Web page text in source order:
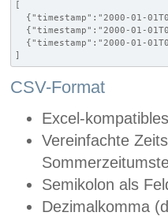
[
{"timestamp":"2000-01-
{"timestamp":"2000-01-
{"timestamp":"2000-01-
]
CSV-Format
Excel-
Vereinfachte
Semikolon als
Dezimalkomma